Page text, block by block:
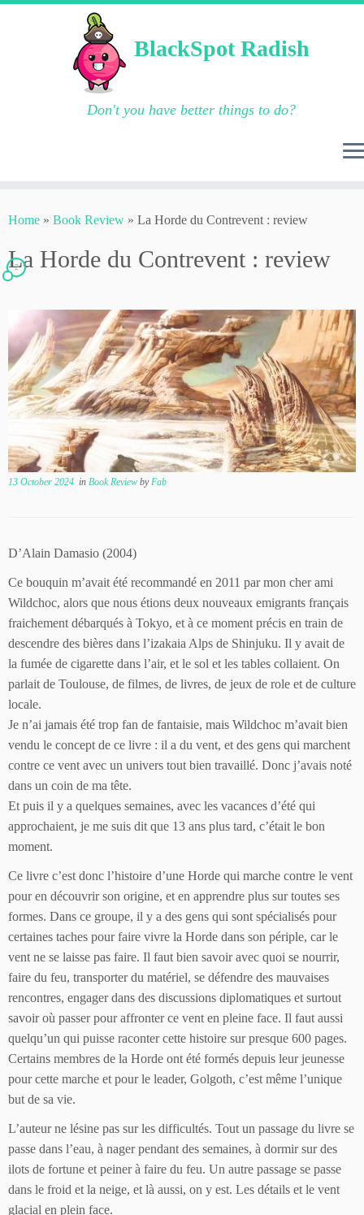
to
BlackSpot Radish
Don't you have better things to do?
Home » Book Review » La Horde du Contrevent : review
La Horde du Contrevent : review
2
13 October 2024 in Book Review byFab
D’Alain Damasio (2004)
Ce bouquin m’avait été recommandé en 2011 par mon cher ami
Wildchoc, alors que nous étions deux nouveaux emigrants français
fraichement débarqués à Tokyo, et à ce moment précis en train de
descendre des bières dans l’izakaia Alps de Shinjuku. Il y avait de
la fumée de cigarette dans l’air, et le sol et les tables collaient. On
parlait de Toulouse, de filmes, de livres, de jeux de role et de culture
locale.
Je n’ai jamais été trop fan de fantaisie, mais Wildchoc m’avait bien
vendu le concept de ce livre : il a du vent, et des gens qui marchent
contre ce vent avec un univers tout bien travaillé. Donc j’avais noté
dans un coin de ma tête.
Et puis il y a quelques semaines, avec les vacances d’été qui
approchaient, je me suis dit que 13 ans plus tard, c’était le bon
moment.
Ce livre c’est donc l’histoire d’une Horde qui marche contre le vent
pour en découvrir son origine, et en apprendre plus sur toutes ses
formes. Dans ce groupe, il y a des gens qui sont spécialisés pour
certaines taches pour faire vivre la Horde dans son périple, car le
vent ne se laisse pas faire. Il faut bien savoir avec quoi se nourrir,
faire du feu, transporter du matériel, se défendre des mauvaises
rencontres, engager dans des discussions diplomatiques et surtout
savoir où passer pour affronter ce vent en pleine face. Il faut aussi
quelqu’un qui puisse raconter cette histoire sur presque 600 pages.
Certains membres de la Horde ont été formés depuis leur jeunesse
pour cette marche et pour le leader, Golgoth, c’est même l’unique
but de sa vie.
L’auteur ne lésine pas sur les difficultés. Tout un passage du livre se
passe dans l’eau, à nager pendant des semaines, à dormir sur des
ilots de fortune et peiner à faire du feu. Un autre passage se passe
dans le froid et la neige, et là aussi, on y est. Les détails et le vent
glacial en plein face.